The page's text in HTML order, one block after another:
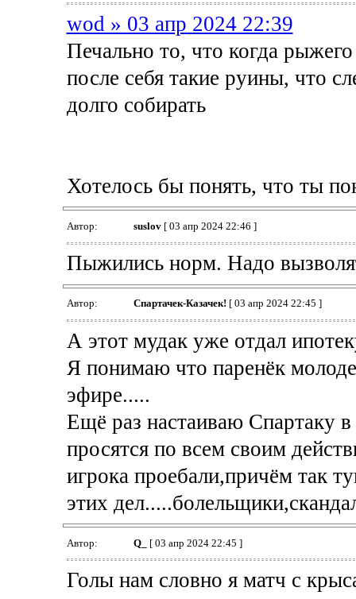
wod » 03 апр 2024 22:39
Печально то, что когда
после себя такие руины, что
долго собирать
Хотелось бы понять, что ты
Автор: suslov[ 03 апр 2024 22:46 ]
Пыжились норм. Надо
Автор: Спартачек-Казачек! [ 03 апр 2024 22:45 ]
А этот мудак уже отдал
Я понимаю что паренёк
эфире.....
Ещё раз настаиваю Спартаку
просятся по всем своим
игрока проебали,причём так
этих
Автор: Q_ [ 03 апр 2024 22:45 ]
Голы нам словно я матч с